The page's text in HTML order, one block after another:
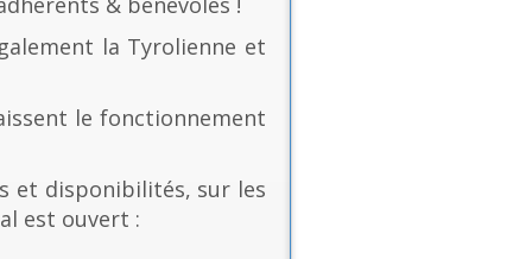
la Tyrolienne et
le fonctionnement
et disponibilités, sur les
est ouvert :